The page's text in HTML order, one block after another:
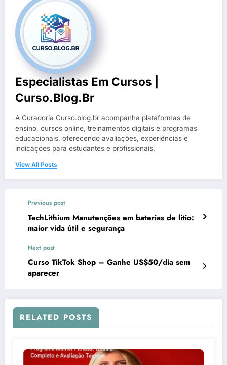
Especialistas Em Cursos |
Curso.blog.br
A Curadoria Curso.blog.br acompanha plataformas de
ensino, cursos online, treinamentos digitais e programas
educacionais, oferecendo avaliações, experiências e
indicações para estudantes e profissionais.
View All Posts
Previous post
TechLithium Manutenções em baterias de lítio:
maior vida útil e segurança
Next post
Curso TikTok Shop – Ganhe US$50/dia sem
aparecer
RELATED POSTS